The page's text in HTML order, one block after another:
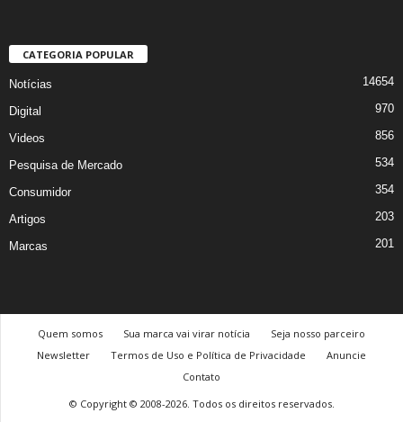
CATEGORIA POPULAR
Notícias 14654
Digital 970
Videos 856
Pesquisa de Mercado 534
Consumidor 354
Artigos 203
Marcas 201
Quem somos Sua marca vai virar notícia
Seja nosso parceiro
Newsletter
Termos de Uso e Política de Privacidade
Anuncie
Contato
© Copyright © 2008-2026. Todos os direitos reservados.